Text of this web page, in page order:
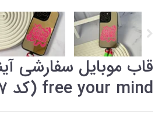
قاب موبایل سفارشی
free your mind (کد 0237)